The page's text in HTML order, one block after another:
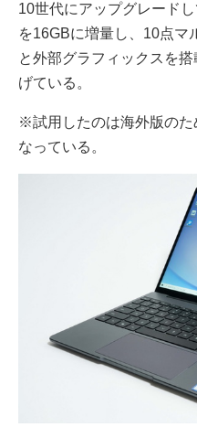
10世代にアップグレード
を16GBに増量し、10点マ
と外部グラフィックスを
げている。
※試用したのは海外版のた
なっている。